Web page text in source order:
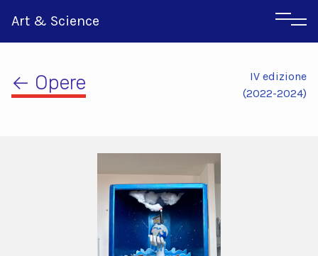
Art & Science
← Opere
IV edizione
(2022-2024)